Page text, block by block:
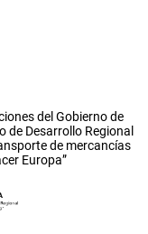
del Gobierno de
de Desarrollo Regional
de mercancías
Europa”